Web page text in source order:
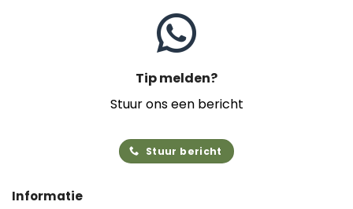
Informatie
Tip melden?
Stuur ons een bericht
Stuur bericht